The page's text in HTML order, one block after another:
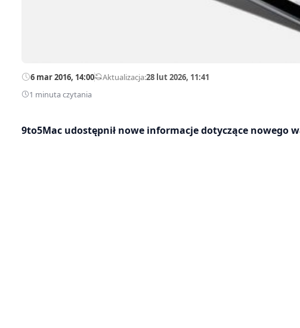
6 mar 2016, 14:00—Aktualizacja:28 lut 2026, 11:41
1 minuta czytania
9to5Mac udostępnił nowe informacje dotyczące nowego